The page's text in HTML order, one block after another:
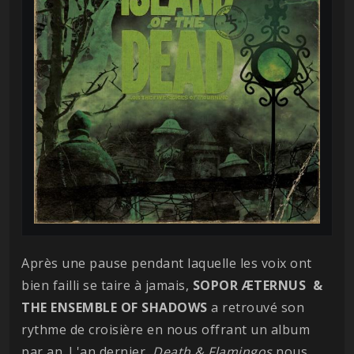
Après une pause pendant laquelle les voix ont
bien failli se taire à jamais, SOPOR ÆTERNUS &
THE ENSEMBLE OF SHADOWS a retrouvé son
rythme de croisière en nous offrant un album